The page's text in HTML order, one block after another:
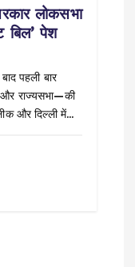
लोकसभा
बिल’ पेश
पहली बार
राज्यसभा—की
और दिल्ली में…